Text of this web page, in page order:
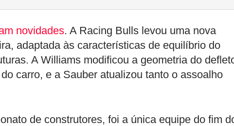
novidades. A Racing Bulls levou uma nova
adaptada às características de equilíbrio do
A Williams modificou a geometria do
carro, e a Sauber atualizou tanto o assoalho
de construtores, foi a única equipe do fim